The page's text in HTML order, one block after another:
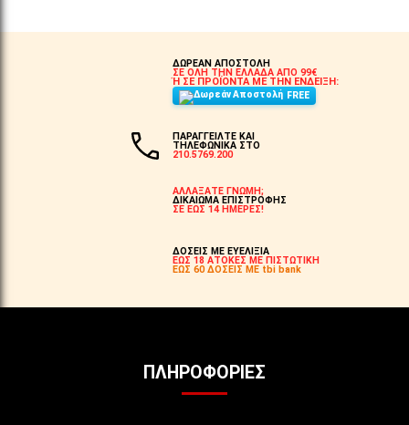
ΔΩΡΕΑΝ ΑΠΟΣΤΟΛΗ
ΣΕ ΟΛΗ ΤΗΝ ΕΛΛΑΔΑ ΑΠΟ 99€
Ή ΣΕ ΠΡΟΪΟΝΤΑ ΜΕ ΤΗΝ ΕΝΔΕΙΞΗ:
FREE
ΠΑΡΑΓΓΕΙΛΤΕ ΚΑΙ
ΤΗΛΕΦΩΝΙΚΑ ΣΤΟ
210.5769.200
ΑΛΛΑΞΑΤΕ ΓΝΩΜΗ;
ΔΙΚΑΙΩΜΑ ΕΠΙΣΤΡΟΦΗΣ
ΣΕ ΕΩΣ 14 ΗΜΕΡΕΣ!
ΔΟΣΕΙΣ ΜΕ ΕΥΕΛΙΞΙΑ
ΕΩΣ 18 ΑΤΟΚΕΣ ΜΕ ΠΙΣΤΩΤΙΚΗ
ΕΩΣ 60 ΔΟΣΕΙΣ ΜΕ tbi bank
ΠΛΗΡΟΦΟΡΊΕΣ